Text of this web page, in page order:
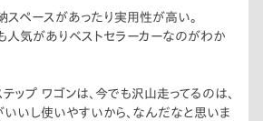
スペースがあったり実用性が高い。
人気がありベストセラーカーなのがわか
ップ ワゴンは、今でも沢山走ってるのは、
いし使いやすいから、なんだなと思いま